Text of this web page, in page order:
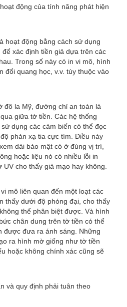
động của tính năng phát hiện
hoạt động bằng cách sử dụng
xác định tiền giả dựa trên các
Trong số này có in vi mô, hình
đổi quang học, v.v. tùy thuộc vào
đô la Mỹ, đường chỉ an toàn là
giữa tờ tiền. Các hệ thống
dụng các cảm biến có thể đọc
phản xạ tia cực tím. Điều này
dải bảo mật có ở đúng vị trí,
hoặc liệu nó có nhiều lỗi in
cho thấy giả mạo hay không.
mô liên quan đến một loạt các
thấy dưới độ phóng đại, cho thấy
thể phân biệt được. Và hình
chân dung trên tờ tiền có thể
được đưa ra ánh sáng. Những
ra hình mờ giống như tờ tiền
hoặc không chính xác cũng sẽ
và quy định phải tuân theo